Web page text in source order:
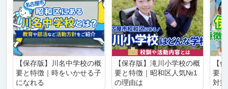
【保存版】川名中学校の概
要と特徴｜時をいかせる子
になれる
【保存版】滝川小学校の概
要と特徴｜昭和区人気№1
の理由は
【
要
対